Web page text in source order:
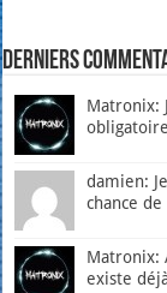
Derniers
Matronix:
damien:
chance
Matronix:
existe